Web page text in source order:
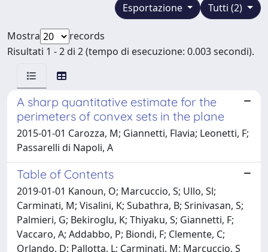
Tutti (2)
Esportazione
Mostra
records
Risultati 1 - 2 di 2 (tempo di esecuzione: 0.003 secondi).
A sharp quantitative estimate for the
perimeters of convex sets in the plane
2015-01-01 Carozza, M; Giannetti, Flavia; Leonetti, F;
Passarelli di Napoli, A
Table of Contents
2019-01-01 Kanoun, O; Marcuccio, S; Ullo, Sl;
Carminati, M; Visalini, K; Subathra, B; Srinivasan, S;
Palmieri, G; Bekiroglu, K; Thiyaku, S; Giannetti, F;
Vaccaro, A; Addabbo, P; Biondi, F; Clemente, C;
Orlando, D; Pallotta, L; Carminati, M; Marcuccio, S